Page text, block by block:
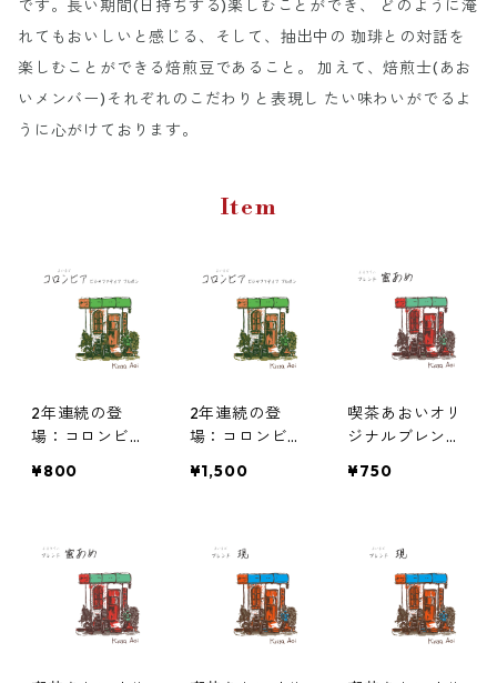
です。長い期間(日持ちする)楽しむことができ、 どのように淹
れてもおいしいと感じる、そして、抽出中の 珈琲との対話を
楽しむことができる焙煎豆であること。 加えて、焙煎士(あお
いメンバー)それぞれのこだわりと表現し たい味わいがでるよ
うに心がけております。
Item
2年連続の登
場：コロンビア
ャファティマ
¥800
2年連続の登
場：コロンビア
ャファティマ
¥1,500
喫茶あおいオリ
ジナルブレンド
¥750